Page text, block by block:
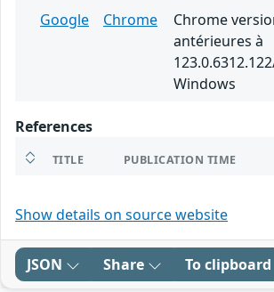
Google
Chrome
Chrome
antérieures à
Windows
References
TITLE PUBLICATION TIME
Show details on source website
JSON Share To clipboard